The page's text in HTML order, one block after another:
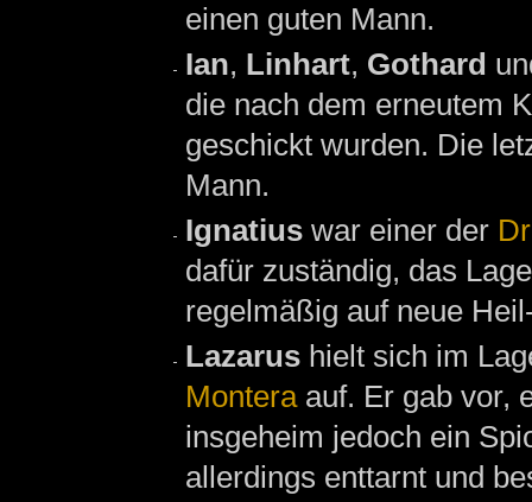
einen guten Mann.
Ian, Linhart, Gothard
die nach dem erneutem
geschickt wurden. Die
Mann.
Ignatius war einer der
dafür zuständig, das
regelmäßig auf neue
Lazarus hielt sich im
Monteraauf. Er gab vor,
insgeheim jedoch ein
allerdings enttarnt und